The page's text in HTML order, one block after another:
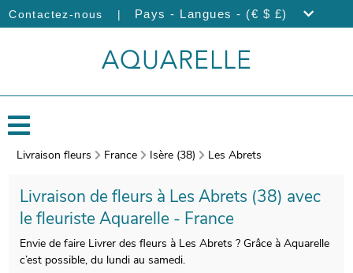
Contactez-nous | Pays - Langues - (€ $ £)
Livraison fleurs France Isère (38) Les Abrets
Livraison de fleurs à Les Abrets (38) avec
le fleuriste Aquarelle - France
Envie de faire Livrer des fleurs à Les Abrets ? Grâce à Aquarelle
c’est possible, du lundi au samedi.